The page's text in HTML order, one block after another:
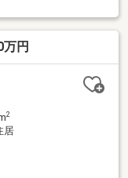
能 ・大阪市内各方
ど買物施設が徒歩
！ ・都市近郊な
の現況はコインパ
ンパーキングとし
2-6と一体となって
円
2
居